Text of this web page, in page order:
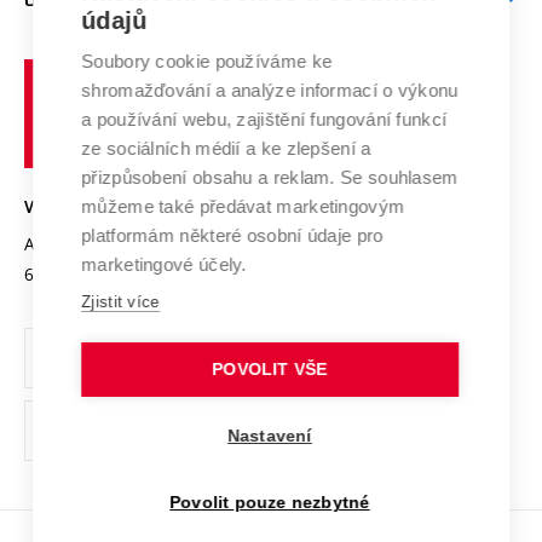
E-přihláška
Systém zajišťování kvality výzkumu
Výzkumné infrastruktury
Transfer znalostí
Open Science
Projekty
Projekty ze strukturálních fondů
Specifický výzkum
Zahraniční spolupráce
Spolupráce se školami
Služby univerzity
Mezinárodní dohody
Univerzitní sítě
Profil univerzity
Udržitelná univerzita
Podnikavá univerzita / ContriBUTe
Bezpečná univerzita
Vyznamenání
Organizační struktura
Ochrana osobních údajů
odkaz)
učení
technické
VYSOKÉ UČENÍ TECHNICKÉ V BRNĚ
Antonínská 548/1
602 00 Brno
www.vut.cz
vut@vutbr.cz
údajů
Soubory cookie používáme ke
shromažďování a analýze informací o výkonu
a používání webu, zajištění fungování funkcí
ze sociálních médií a ke zlepšení a
přizpůsobení obsahu a reklam. Se souhlasem
můžeme také předávat marketingovým
platformám některé osobní údaje pro
marketingové účely.
Zjistit více
POVOLIT VŠE
Nastavení
Povolit pouze nezbytné